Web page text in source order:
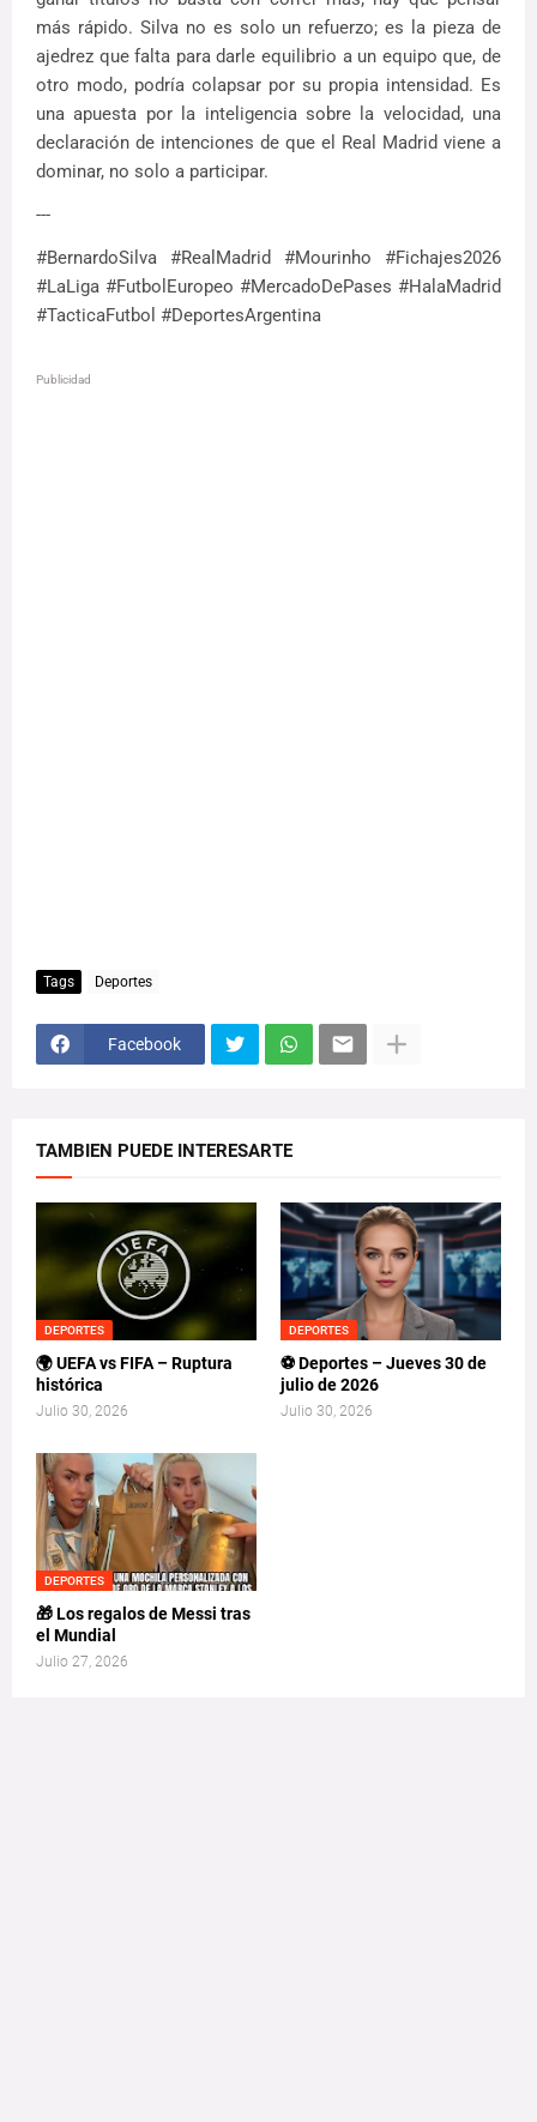
más rápido. Silva no es solo un refuerzo; es la pieza de
ajedrez que falta para darle equilibrio a un equipo que, de
otro modo, podría colapsar por su propia intensidad. Es
una apuesta por la inteligencia sobre la velocidad, una
declaración de intenciones de que el Real Madrid viene a
dominar, no solo a participar.
---
#BernardoSilva #RealMadrid #Mourinho #Fichajes2026
#LaLiga #FutbolEuropeo #MercadoDePases #HalaMadrid
#TacticaFutbol #DeportesArgentina
Publicidad
Tags Deportes
Facebook
TAMBIEN PUEDE INTERESARTE
DEPORTES
🌍 UEFA vs FIFA – Ruptura
histórica
Julio 30, 2026
DEPORTES
⚽ Deportes – Jueves 30 de
julio de 2026
Julio 30, 2026
DEPORTES
🎁 Los regalos de Messi tras
el Mundial
Julio 27, 2026